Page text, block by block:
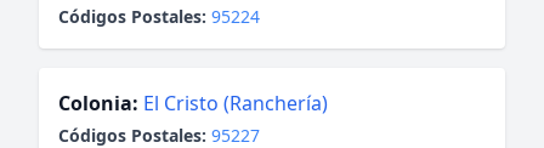
Códigos Postales: 95224
Colonia: El Cristo (Ranchería)
Códigos Postales: 95227